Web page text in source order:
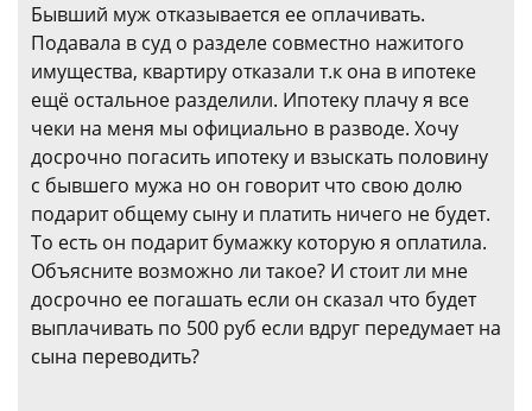
Бывший муж отказывается ее оплачивать.
Подавала в суд о разделе совместно нажитого
имущества, квартиру отказали т.к она в ипотеке
ещё остальное разделили. Ипотеку плачу я все
чеки на меня мы официально в разводе. Хочу
досрочно погасить ипотеку и взыскать половину
с бывшего мужа но он говорит что свою долю
подарит общему сыну и платить ничего не будет.
То есть он подарит бумажку которую я оплатила.
Объясните возможно ли такое? И стоит ли мне
досрочно ее погашать если он сказал что будет
выплачивать по 500 руб если вдруг передумает на
сына переводить?